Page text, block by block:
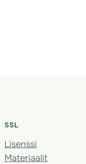
SSL
Lisenssi
Materiaalit